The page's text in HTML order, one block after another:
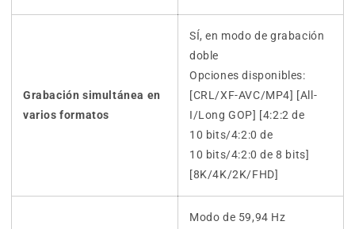
Grabación simultánea en
varios formatos
SÍ, en modo de grabación
doble
Opciones disponibles:
[CRL/XF-AVC/MP4] [All-
I/Long GOP] [4:2:2 de
10 bits/4:2:0 de
10 bits/4:2:0 de 8 bits]
[8K/4K/2K/FHD]
Modo de 59,94 Hz